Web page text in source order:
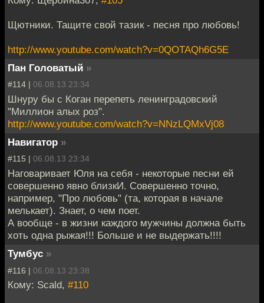
Щютники. Тащите свой тазик - песня про любовь!
http://www.youtube.com/watch?v=0QOTAQh6G5E
Пан Головатый »
#114 | 06.08.13 23:34
Шнуру бы с Коган перепеть ленинградовский
"Миллион алых роз".
http://www.youtube.com/watch?v=NNzLQMxVj08
Навигатор »
#115 | 06.08.13 23:34
Наговаривает Юля на себя - некоторые песни ей
совершенно явно близкИ. Совершенно точно,
например, "Про любовь" (та, которая в начале
мелькает). Знает, о чем поет.
А вообще - в жизни каждого мужчины должна быть
хоть одна рыжая!!! Больше и не выдержать!!!!
Тумбус »
#116 | 06.08.13 23:38
Кому: Scald, #110